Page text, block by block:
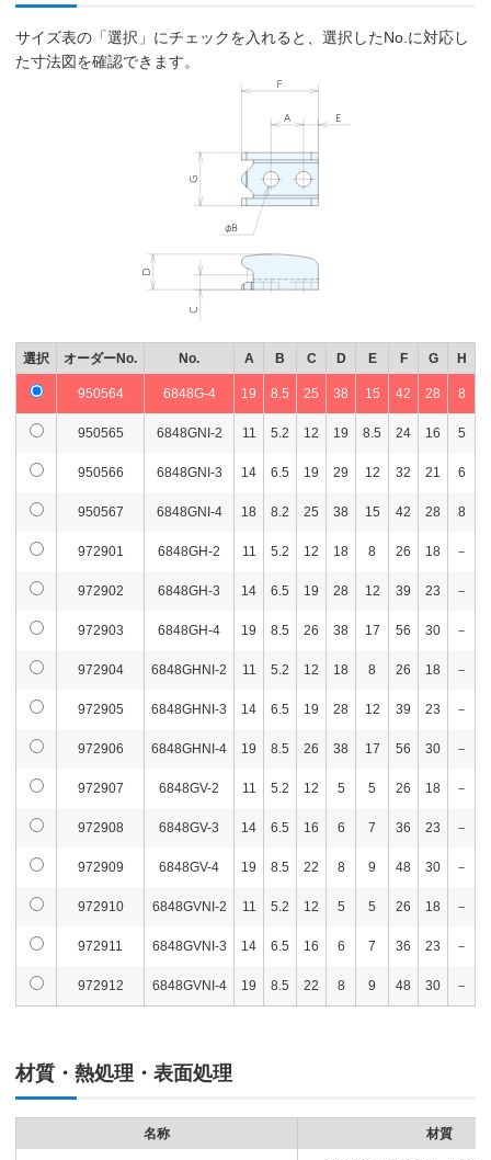
サイズ表の「選択」にチェックを入れると、選択したNo.に対応し
た寸法図を確認できます。
選択 オーダーNo. No. A B C D E F G H
950564 6848G-4 19 8.5 25 38 15 42 28 8
950565 6848GNI-2 11 5.2 12 19 8.5 24 16 5
950566 6848GNI-3 14 6.5 19 29 12 32 21 6
950567 6848GNI-4 18 8.2 25 38 15 42 28 8
972901 6848GH-2 11 5.2 12 18 8 26 18 －
972902 6848GH-3 14 6.5 19 28 12 39 23 －
972903 6848GH-4 19 8.5 26 38 17 56 30 －
972904 6848GHNI-2 11 5.2 12 18 8 26 18 －
972905 6848GHNI-3 14 6.5 19 28 12 39 23 －
972906 6848GHNI-4 19 8.5 26 38 17 56 30 －
972907 6848GV-2 11 5.2 12 5 5 26 18 －
972908 6848GV-3 14 6.5 16 6 7 36 23 －
972909 6848GV-4 19 8.5 22 8 9 48 30 －
972910 6848GVNI-2 11 5.2 12 5 5 26 18 －
972911 6848GVNI-3 14 6.5 16 6 7 36 23 －
972912 6848GVNI-4 19 8.5 22 8 9 48 30 －
材質・熱処理・表面処理
名称 材質